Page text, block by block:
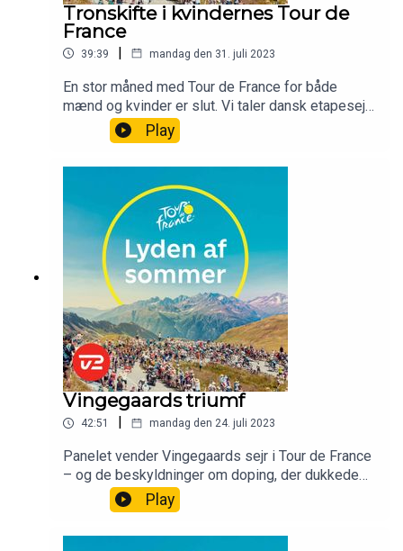
Tronskifte i kvindernes Tour de
France
39:39 | mandag den 31. juli 2023
En stor måned med Tour de France for både
mænd og kvinder er slut. Vi taler dansk etapesejr
og tronskifte. Og så taler vi “holdet bag holdet”
med ugens gæst Caroline Holm, der er soigneur
hos Uno-X Pro Cycling. Inden vi kigger frem mod
næste store cykelløb. VM-ugen i Glasgow.Kom
helt tæt på det hele i dette afsnit af “lyden af
sommer”
Play
Vingegaards triumf
42:51 | mandag den 24. juli 2023
Panelet vender Vingegaards sejr i Tour de France
– og de beskyldninger om doping, der dukkede
op undervejs.Play